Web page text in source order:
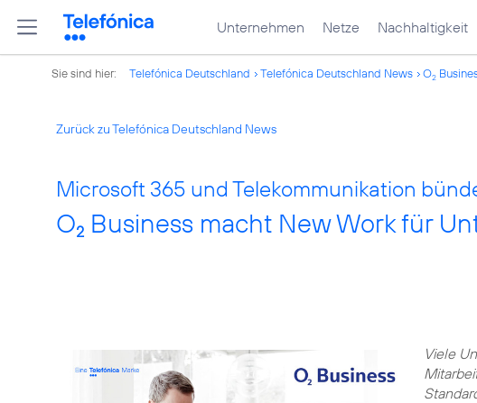
Unternehmen Netze Nachhaltigkeit
Sie sind hier: Telefónica Deutschland Telefónica Deutschland News O2
Zurück zu Telefónica Deutschland News
Microsoft 365 und Telekommunikation
O2 Business macht New Work für
Viele